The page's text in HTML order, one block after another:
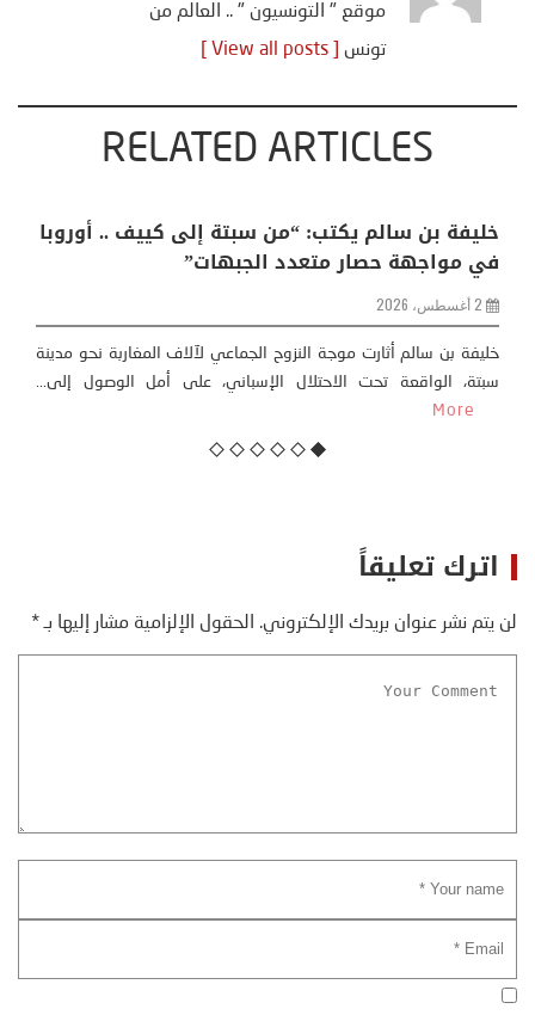
موقع " التونسيون " .. العالم من
تونس
RELATED ARTICLES
خليفة بن سالم يكتب: “من سبتة
في مواجهة حصار متعدد الجبهات”
خليفة بن سالم أثارت موجة النزوح الجماعي
سبتة، الواقعة تحت الاحتلال الإسباني،
المناخية: اكثر
وحضاري (
المناخية ” المتطرفة”،
More
اترك تعليقاً
لن يتم نشر عنوان بريدك الإلكتروني. الحقول الإلزامية مشار إليها بـ*